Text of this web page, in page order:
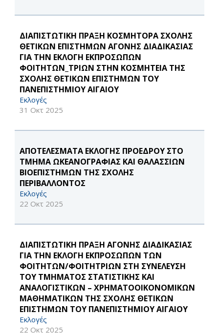
ΔΙΑΠΙΣΤΩΤΙΚΗ ΠΡΑΞΗ ΚΟΣΜΗΤΟΡΑ ΣΧΟΛΗΣ
ΘΕΤΙΚΩΝ ΕΠΙΣΤΗΜΩΝ ΑΓΟΝΗΣ ΔΙΑΔΙΚΑΣΙΑΣ
ΓΙΑ ΤΗΝ ΕΚΛΟΓΗ ΕΚΠΡΟΣΩΠΩΝ
ΦΟΙΤΗΤΩΝ_ΤΡΙΩΝ ΣΤΗΝ ΚΟΣΜΗΤΕΙΑ ΤΗΣ
ΣΧΟΛΗΣ ΘΕΤΙΚΩΝ ΕΠΙΣΤΗΜΩΝ ΤΟΥ
ΠΑΝΕΠΙΣΤΗΜΙΟΥ ΑΙΓΑΙΟΥ
Εκλογές
31 Οκτ 2025
ΑΠΟΤΕΛΕΣΜΑΤΑ ΕΚΛΟΓΗΣ ΠΡΟΕΔΡΟΥ ΣΤΟ
ΤΜΗΜΑ ΩΚΕΑΝΟΓΡΑΦΙΑΣ ΚΑΙ ΘΑΛΑΣΣΙΩΝ
ΒΙΟΕΠΙΣΤΗΜΩΝ ΤΗΣ ΣΧΟΛΗΣ
ΠΕΡΙΒΑΛΛΟΝΤΟΣ
Εκλογές
22 Οκτ 2025
ΔΙΑΠΙΣΤΩΤΙΚΗ ΠΡΑΞΗ ΑΓΟΝΗΣ ΔΙΑΔΙΚΑΣΙΑΣ
ΓΙΑ ΤΗΝ ΕΚΛΟΓΗ ΕΚΠΡΟΣΩΠΩΝ ΤΩΝ
ΦΟΙΤΗΤΩΝ/ΦΟΙΤΗΤΡΙΩΝ ΣΤΗ ΣΥΝΕΛΕΥΣΗ
ΤΟΥ ΤΜΗΜΑΤΟΣ ΣΤΑΤΙΣΤΙΚΗΣ ΚΑΙ
ΑΝΑΛΟΓΙΣΤΙΚΩΝ – ΧΡΗΜΑΤΟΟΙΚΟΝΟΜΙΚΩΝ
ΜΑΘΗΜΑΤΙΚΩΝ ΤΗΣ ΣΧΟΛΗΣ ΘΕΤΙΚΩΝ
ΕΠΙΣΤΗΜΩΝ ΤΟΥ ΠΑΝΕΠΙΣΤΗΜΙΟΥ ΑΙΓΑΙΟΥ
Εκλογές
22 Οκτ 2025